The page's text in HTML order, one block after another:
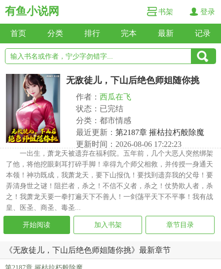
有鱼小说网 书架 登录
首页 分类 排行 完本 最新 记录
无敌徒儿，下山后绝色师姐随你挑
作者： 西瓜在飞
状态：已完结
分类：都市情感
最近更新： 第2187章 摧枯拉朽般除魔
更新时间：2026-08-06 17:22:23
一出生，萧龙天被遗弃在福利院。五年前，几个大恶人突然绑架
了他，将他挖眼刺耳打碎手脚！幸得九个师父相救，并传授一身通天
本领！神功既成，我萧龙天，要下山报仇！要找到遗弃我的父母！要
弄清身世之谜！阻拦者，杀之！不信不义者，杀之！仗势欺人者，杀
之！我萧龙天要一拳打遍天下不善人！一剑荡平天下不平事！我有战
皇、医圣、商圣、毒圣...
开始阅读 加入书架 章节目录
《无敌徒儿，下山后绝色师姐随你挑》最新章节